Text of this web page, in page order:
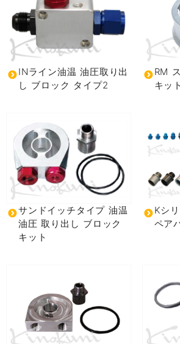
INライン油温 油圧取り出
し ブロック タイプ2
RM
キット
サンドイッチタイプ 油温
油圧 取り出し ブロック
キット
Kシ
ペア